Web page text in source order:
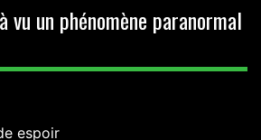
vu un phénomène paranormal
espoir